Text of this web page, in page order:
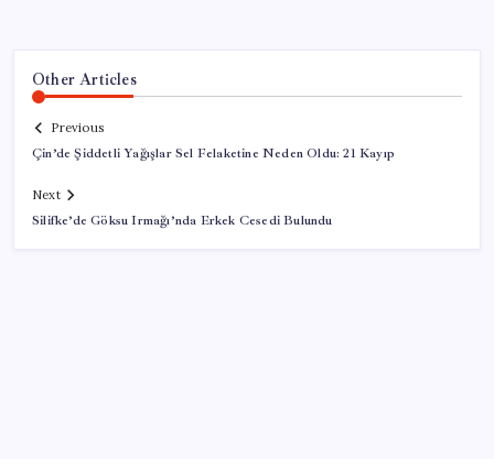
Other Articles
Previous
Çin’de Şiddetli Yağışlar Sel Felaketine Neden Oldu: 21 Kayıp
Next
Silifke’de Göksu Irmağı’nda Erkek Cesedi Bulundu